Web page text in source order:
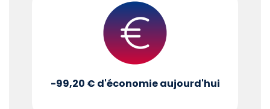
-99,20 € d'économie aujourd'hui